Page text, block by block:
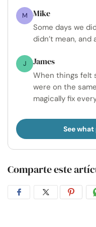
M Mike
Some days we
didn’t mean, and
J James
When things felt
were on the
magically fix
See
Comparte este
CompartirCompartir